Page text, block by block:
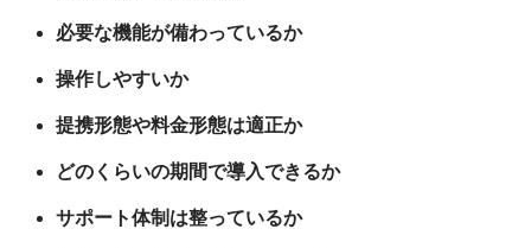
必要な機能が備わっているか
操作しやすいか
提携形態や料金形態は適正か
どのくらいの期間で導入できるか
サポート体制は整っているか